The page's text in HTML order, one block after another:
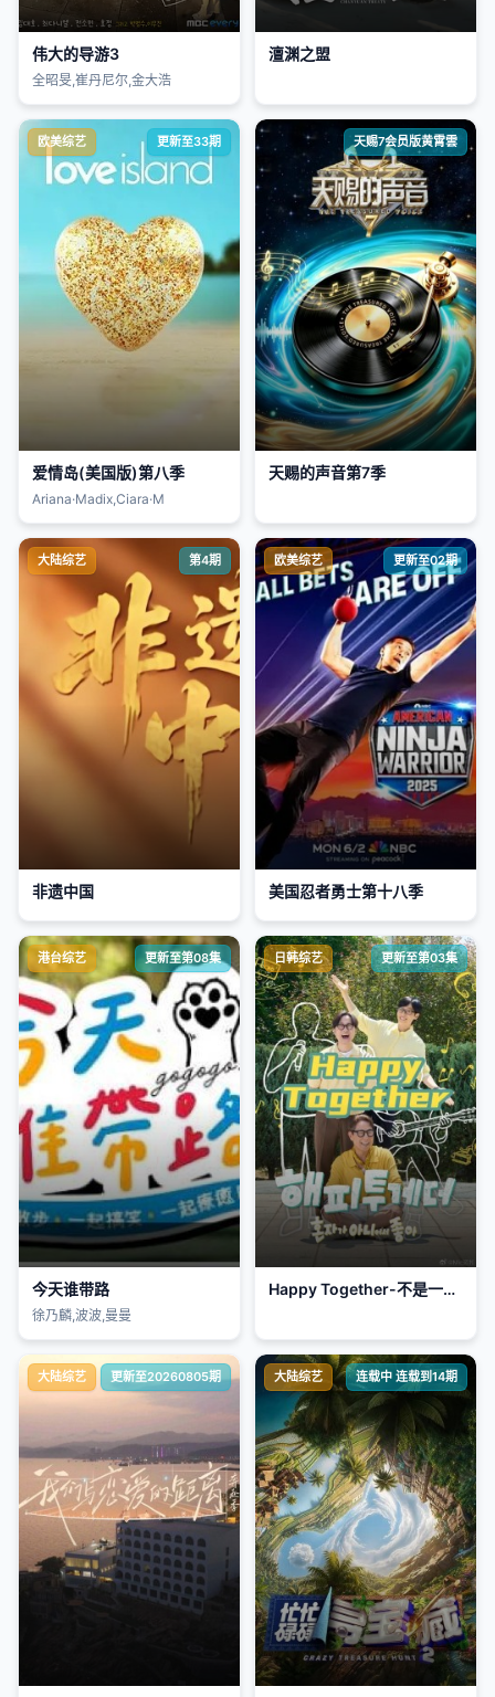
伟大的导游3
全昭旻,崔丹尼尔,金大浩
澶渊之盟
欧美综艺 更新至33期
爱情岛(美国版)第八季
Ariana·Madix,Ciara·M
天赐7会员版黄霄雲
天赐的声音第7季
大陆综艺 第4期
非遗中国
欧美综艺 更新至02期
美国忍者勇士第十八季
港台综艺 更新至第08集
今天谁带路
徐乃麟,波波,曼曼
日韩综艺 更新至第03集
Happy Together-不是一个人真好
大陆综艺 更新至20260805期 大陆综艺 连载中 连载到14期